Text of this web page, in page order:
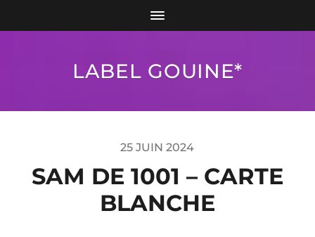
LABEL GOUINE*
25 JUIN 2024
SAM DE 1001 – CARTE
BLANCHE